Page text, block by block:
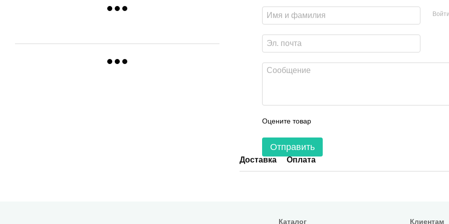
Оцените товар
Отправить
Доставка Оплата
Каталог Клиентам